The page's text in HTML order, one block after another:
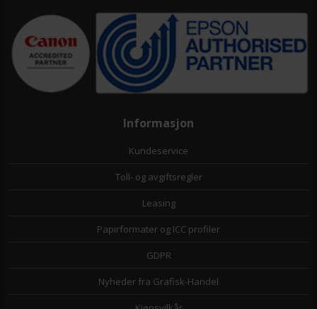
Informasjon
Kundeservice
Toll- og avgiftsregler
Leasing
Papirformater og ICC profiler
GDPR
Nyheder fra Grafisk-Handel